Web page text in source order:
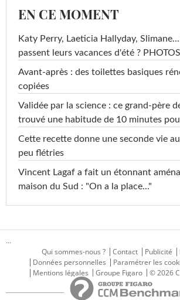
EN CE MOMENT
Katy Perry, Laeticia Hallyday,
passent leurs vacances d'été ? PHOTOS
Avant-après : des toilettes basiques
copiées
Validée par la science : ce grand-père
trouvé une habitude de 10 minutes
Cette recette donne une seconde vie
peu flétries
Vincent Lagaf a fait un étonnant
maison du Sud : "On a la place..."
...
Qui sommes-nous ?
Contact Publicité
Données personnelles
Paramétrer les
Mentions légales
Groupe Figaro © 2026